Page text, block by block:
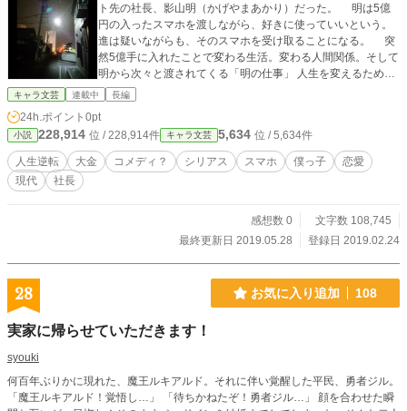
ト先の社長、影山明（かげやまあかり）だった。 明は5億
円の入ったスマホを渡しながら、好きに使っていいという。
進は疑いながらも、そのスマホを受け取ることになる。 突
然5億手に入れたことで変わる生活。変わる人間関係。そして
明から次々と渡されてくる「明の仕事」 人生を変えるための
物語は、唐突に始まった！？ 小説家になろう、ノベルバでも
キャラ文芸 連載中 長編
24h.ポイント 0pt
小説 228,914 位 / 228,914件 キャラ文芸 5,634 位 / 5,634件
人生逆転 大金 コメディ？ シリアス スマホ 僕っ子
恋愛
現代
社長
感想数 0
文字数 108,745
最終更新日 2019.05.28
登録日 2019.02.24
28 お気に入り追加 108
実家に帰らせていただきます！
syouki
何百年ぶりかに現れた、魔王ルキアルド。それに伴い覚醒した平民、勇者ジル。
「魔王ルキアルド！覚悟し…」 「待ちかねたぞ！勇者ジル…」 顔を合わせた瞬